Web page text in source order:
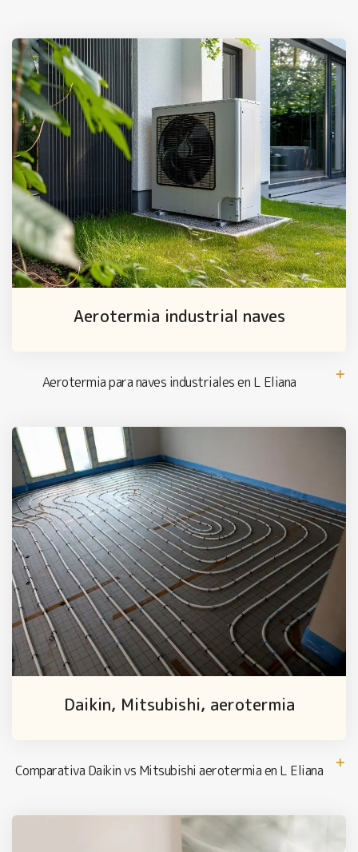
Aerotermia industrial naves
Aerotermia para naves industriales en L Eliana
Daikin, Mitsubishi, aerotermia
Comparativa Daikin vs Mitsubishi aerotermia en L Eliana